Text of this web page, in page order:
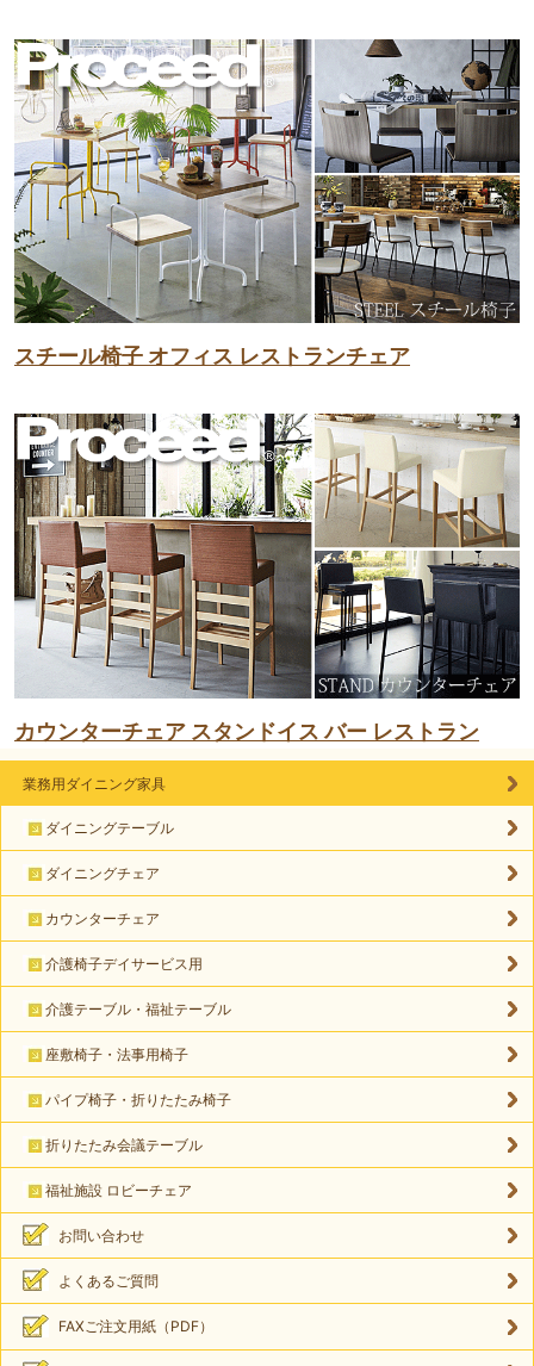
スチール椅子 オフィス レストランチェア
カウンターチェア スタンドイス バー レストラン
業務用ダイニング家具
ダイニングテーブル
ダイニングチェア
カウンターチェア
介護椅子デイサービス用
介護テーブル・福祉テーブル
座敷椅子・法事用椅子
パイプ椅子・折りたたみ椅子
折りたたみ会議テーブル
福祉施設 ロビーチェア
お問い合わせ
よくあるご質問
FAXご注文用紙（PDF）